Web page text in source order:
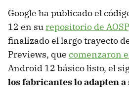
Google ha publicado el
12 en su repositorio de AOSP
finalizado el largo trayecto
Previews, que comenzaron
Android 12 básico listo, el
los fabricantes lo adapten a